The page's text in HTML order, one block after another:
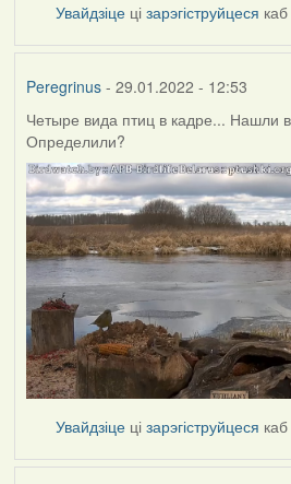
Увайдзіце цізарэгіструйцеся
Peregrinus- 29.01.2022 - 12:53
Четыре вида птиц в кадре... Нашли
Определили?
Увайдзіце цізарэгіструйцеся